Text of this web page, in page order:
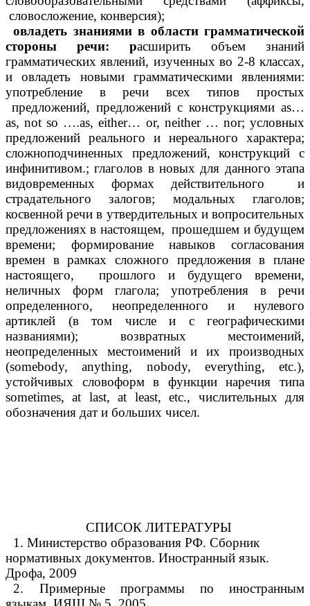
словосложение, конверсия);
овладеть знаниями в области грамматической
стороны речи: расширить объем знаний
грамматических явлений, изученных во 2-8 классах,
и овладеть новыми грамматическими явлениями:
употребление в речи всех типов простых
предложений, предложений с конструкциями as…
as, not so ….as, either… or, neither … nor; условных
предложений реального и нереального характера;
сложноподчиненных предложений, конструкций с
инфинитивом.; глаголов в новых для данного этапа
видовременных формах действительного и
страдательного залогов; модальных глаголов;
косвенной речи в утвердительных и вопросительных
предложениях в настоящем, прошедшем и будущем
времени; формирование навыков согласования
времен в рамках сложного предложения в плане
настоящего, прошлого и будущего времени,
неличных форм глагола; употребления в речи
определенного, неопределенного и нулевого
артиклей (в том числе и с географическими
названиями); возвратных местоимений,
неопределенных местоимений и их производных
(somebody, anything, nobody, everything, etc.),
устойчивых словоформ в функции наречия типа
sometimes, at last, at least, etc., числительных для
обозначения дат и больших чисел.
СПИСОК ЛИТЕРАТУРЫ
1. Министерство образования РФ. Сборник
нормативных документов. Иностранный язык.
Дрофа, 2009
2. Примерные программы по иностранным